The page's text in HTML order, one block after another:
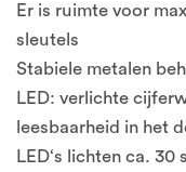
Er is ruimte voor
sleutels
Stabiele metalen
LED: verlichte
leesbaarheid in het
LED‘s lichten ca. 30